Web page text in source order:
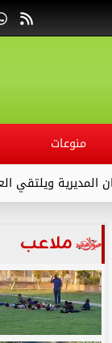
منوعات
حبس 3 متهمين 15 يومًا علي ذمةالتحقيقات بتهمة التنقيب عن الآثار داخل...
ملاعب